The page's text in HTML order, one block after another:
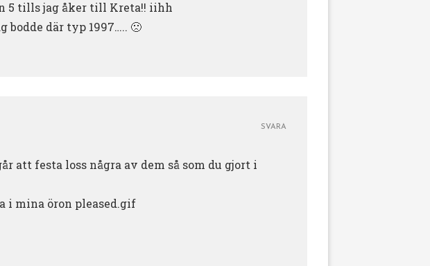
5 tills jag åker till Kreta!! iihh
där typ 1997….. 🙁
att festa loss några av dem så som du gjort i
mina öron pleased.gif
SVARA